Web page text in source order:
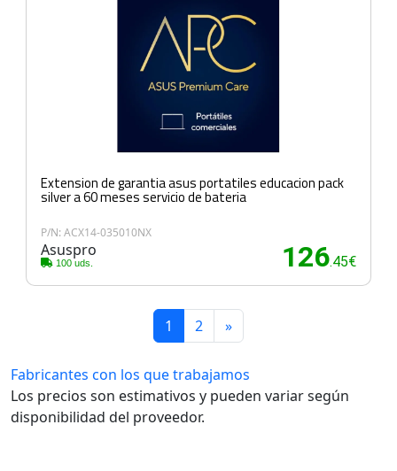
Extension de garantia asus portatiles educacion pack
silver a 60 meses servicio de bateria
P/N: ACX14-035010NX
Asuspro
100 uds. 126.45€
1 2 »
Fabricantes con los que trabajamos
Los precios son estimativos y pueden variar según
disponibilidad del proveedor.